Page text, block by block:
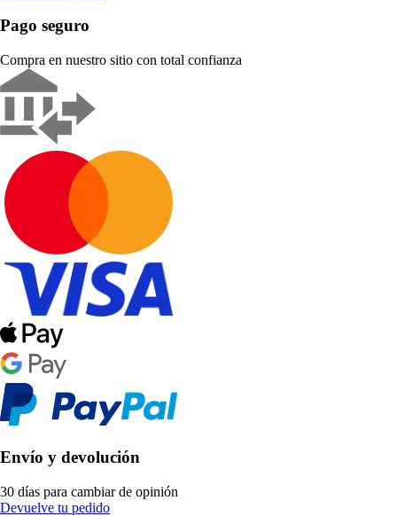
Pago seguro
Compra en nuestro sitio con total confianza
Envío y devolución
30 días para cambiar de opinión
Devuelve tu pedido